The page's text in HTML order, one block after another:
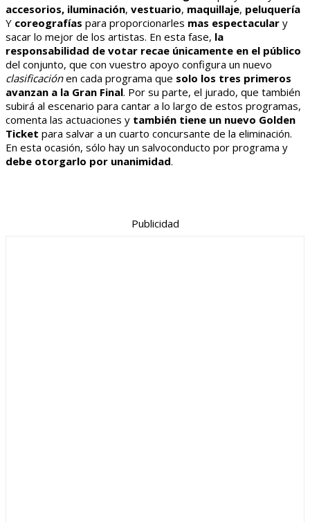
accesorios, iluminación, vestuario, maquillaje, peluquería
Y coreografías para proporcionarles mas espectacular y
sacar lo mejor de los artistas. En esta fase, la
responsabilidad de votar recae únicamente en el público
del conjunto, que con vuestro apoyo configura un nuevo
clasificaciónen cada programa que solo los tres primeros
avanzan a la Gran Final. Por su parte, el jurado, que también
subirá al escenario para cantar a lo largo de estos programas,
comenta las actuaciones y también tiene un nuevo Golden
Ticket para salvar a un cuarto concursante de la eliminación.
En esta ocasión, sólo hay un salvoconducto por programa y
debe otorgarlo por unanimidad.
Publicidad